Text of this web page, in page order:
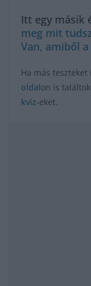
Itt egy másik
meg mit
Van, amiből
Ha más
oldalon is
kvíz-eket.